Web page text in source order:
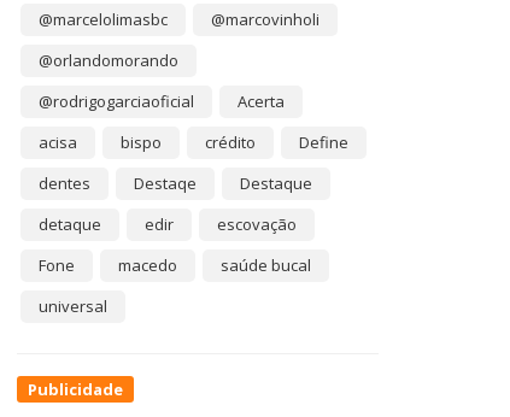
@marcelolimasbc
@marcovinholi
@orlandomorando
@rodrigogarciaoficial
Acerta
acisa
bispo crédito
Define
dentes
Destaqe
Destaque
detaque
edir
escovação
Fone
macedo
saúde bucal
universal
Publicidade